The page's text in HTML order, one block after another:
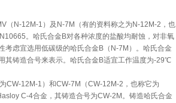
（N-12M-1）及N-7M（有的资料称之为N-12M-2，也
。哈氏合金B对各种浓度的盐酸均耐蚀，对非氧
考虑宜选用低碳级的哈氏合金B（N-7M）。哈氏合金
其铸造合号来表示。哈氏合金B适宜工作温度为-29℃
CW-12M-1）和CW-7M（CW-12M-2，也称它为
C-4合金，其铸造合号为CW-2M。铸造哈氏合金